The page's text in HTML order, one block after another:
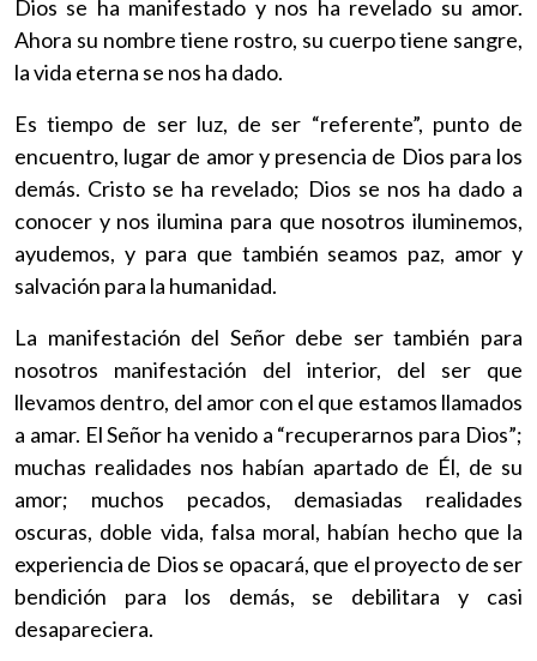
Dios se ha manifestado y nos ha revelado su amor.
Ahora su nombre tiene rostro, su cuerpo tiene sangre,
la vida eterna se nos ha dado.
Es tiempo de ser luz, de ser “referente”, punto de
encuentro, lugar de amor y presencia de Dios para los
demás. Cristo se ha revelado; Dios se nos ha dado a
conocer y nos ilumina para que nosotros iluminemos,
ayudemos, y para que también seamos paz, amor y
salvación para la humanidad.
La manifestación del Señor debe ser también para
nosotros manifestación del interior, del ser que
llevamos dentro, del amor con el que estamos llamados
a amar. El Señor ha venido a “recuperarnos para Dios”;
muchas realidades nos habían apartado de Él, de su
amor; muchos pecados, demasiadas realidades
oscuras, doble vida, falsa moral, habían hecho que la
experiencia de Dios se opacará, que el proyecto de ser
bendición para los demás, se debilitara y casi
desapareciera.